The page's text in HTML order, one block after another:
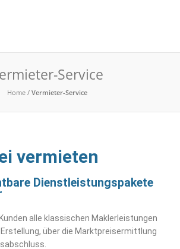
Service
Home / Vermieter-Service
vermieten
Dienstleistungspakete
alle klassischen Maklerleistungen
Erstellung, über die Marktpreisermittlung